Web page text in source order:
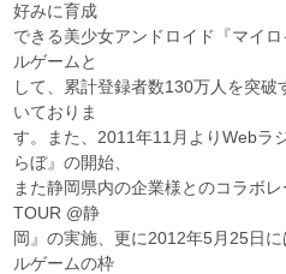
好みに育成
できる美少女アンドロイド『マイ
ルゲームと
して、累計登録者数130万人を突
いておりま
す。また、2011年11月よりWebラ
らぼ』の開始、
また静岡県内の企業様とのコラボ
TOUR @静
岡』の実施、更に2012年5月25日
ルゲームの枠